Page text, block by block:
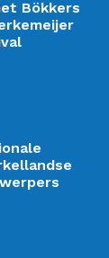
Bökkers